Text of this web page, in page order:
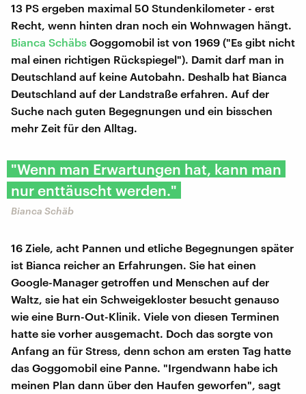
13 PS ergeben maximal 50 Stundenkilometer - erst
Recht, wenn hinten dran noch ein Wohnwagen hängt.
Bianca Schäbs Goggomobil ist von 1969 ("Es gibt nicht
mal einen richtigen Rückspiegel"). Damit darf man in
Deutschland auf keine Autobahn. Deshalb hat Bianca
Deutschland auf der Landstraße erfahren. Auf der
Suche nach guten Begegnungen und ein bisschen
mehr Zeit für den Alltag.
"Wenn man Erwartungen hat, kann man
nur enttäuscht werden."
Bianca Schäb
16 Ziele, acht Pannen und etliche Begegnungen später
ist Bianca reicher an Erfahrungen. Sie hat einen
Google-Manager getroffen und Menschen auf der
Waltz, sie hat ein Schweigekloster besucht genauso
wie eine Burn-Out-Klinik. Viele von diesen Terminen
hatte sie vorher ausgemacht. Doch das sorgte von
Anfang an für Stress, denn schon am ersten Tag hatte
das Goggomobil eine Panne. "Irgendwann habe ich
meinen Plan dann über den Haufen geworfen", sagt